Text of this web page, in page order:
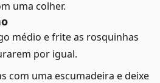
uma colher.
médio e frite as rosquinhas
por igual.
com uma escumadeira e deixe